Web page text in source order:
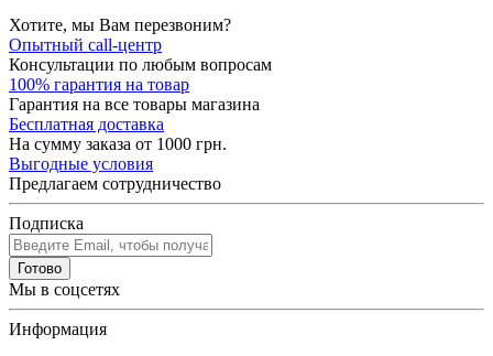
Хотите, мы Вам перезвоним?
Опытный call-центр
Консультации по любым вопросам
100% гарантия на товар
Гарантия на все товары магазина
Бесплатная доставка
На сумму заказа от 1000 грн.
Выгодные условия
Предлагаем сотрудничество
Подписка
Готово
Мы в соцсетях
Информация